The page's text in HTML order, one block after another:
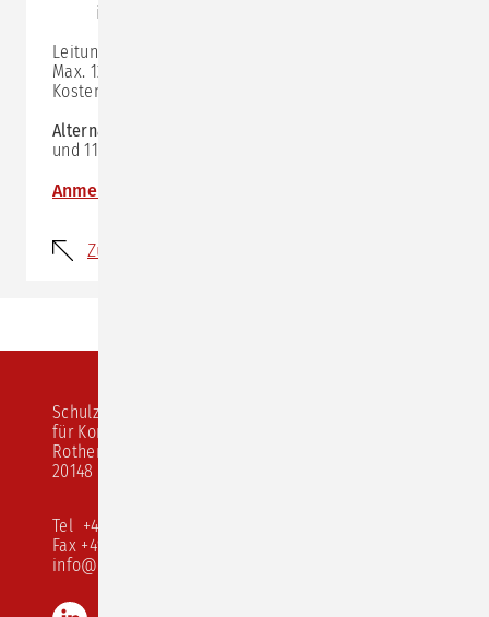
integrierte Mikrofon aus)
Leitung:
Max. 12 Teilnehmer:innen
Kosten: 335,- € zzgl. MwSt.
Alternativtermin:
und 11.12.2025 (Präsenz, Details siehe
Anmeldung
Zurück
Schulz von Thun Institut
für Kommunikation
Rothenbaumchaussee 20
20148 Hamburg
Tel +49 40 413 526 10
Fax +49 40 413 526 68
info@schulz-von-thun.de